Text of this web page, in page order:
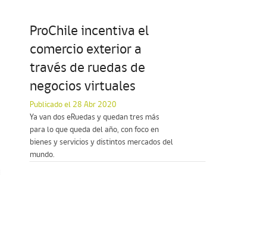
ProChile incentiva el
comercio exterior a
través de ruedas de
negocios virtuales
Publicado el 28 Abr 2020
Ya van dos eRuedas y quedan tres más
para lo que queda del año, con foco en
bienes y servicios y distintos mercados del
mundo.